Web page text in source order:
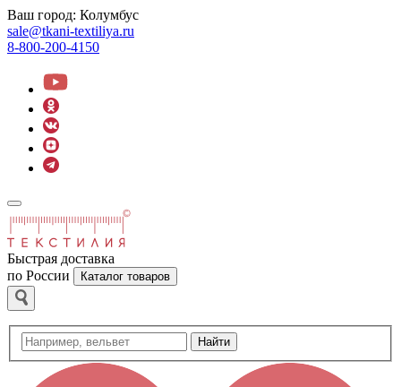
Ваш город: Колумбус
sale@tkani-textiliya.ru
8-800-200-4150
Быстрая доставка
по России
Каталог товаров
Найти